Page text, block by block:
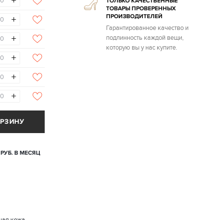
+
+
+
+
+
РУБ. В МЕСЯЦ
ТОВАРЫ ПРОВЕРЕННЫХ
ПРОИЗВОДИТЕЛЕЙ
Гарантированное качество и
подлинность каждой вещи,
которую вы у нас купите.